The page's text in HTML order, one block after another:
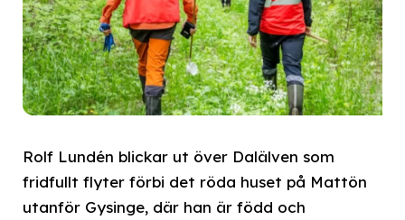
Rolf Lundén blickar ut över Dalälven som
fridfullt flyter förbi det röda huset på Mattön
utanför Gysinge, där han är född och